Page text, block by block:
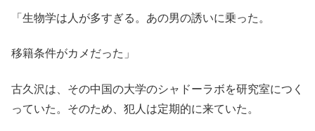
「生物学は人が多すぎる。あの男の誘いに乗った。
移籍条件がカメだった」
古久沢は、その中国の大学のシャドーラボを研究室につく
っていた。そのため、犯人は定期的に来ていた。